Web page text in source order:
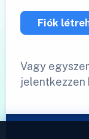
Fiók
Vagy
jelentkezzen